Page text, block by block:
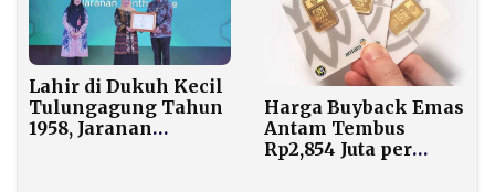
Lahir di Dukuh Kecil
Tulungagung Tahun
1958, Jaranan
Harga Buyback Emas
Antam Tembus
Rp2,854 Juta per